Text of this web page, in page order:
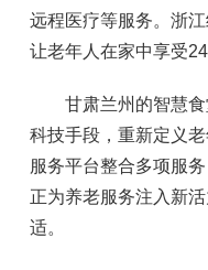
远程医疗等服务。浙江
让老年人在家中享受
甘肃兰州的智慧
科技手段，重新定义
服务平台整合多项服
正为养老服务注入新
适。